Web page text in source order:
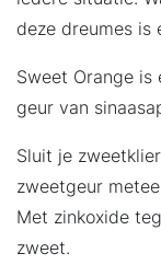
deze dreumes is
Sweet Orange
geur van
Sluit je
zweetgeur
Met zinkoxide
zweet.